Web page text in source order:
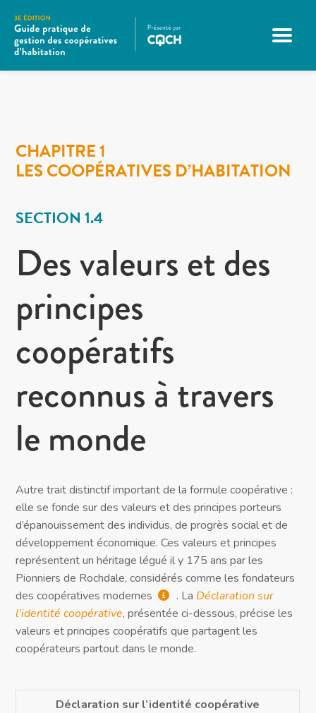
CHAPITRE 1
LES COOPÉRATIVES D’HABITATION
SECTION 1.4
Des valeurs et des
principes
coopératifs
reconnus à travers
le monde
Autre trait distinctif important de la formule coopérative :
elle se fonde sur des valeurs et des principes porteurs
d’épanouissement des individus, de progrès social et de
développement économique. Ces valeurs et principes
représentent un héritage légué il y 175 ans par les
Pionniers de Rochdale, considérés comme les fondateurs
des coopératives modernes
. La Déclaration sur
l’identité coopérative, présentée ci-dessous, précise les
valeurs et principes coopératifs que partagent les
coopérateurs partout dans le monde.
Déclaration sur l’identité coopérative